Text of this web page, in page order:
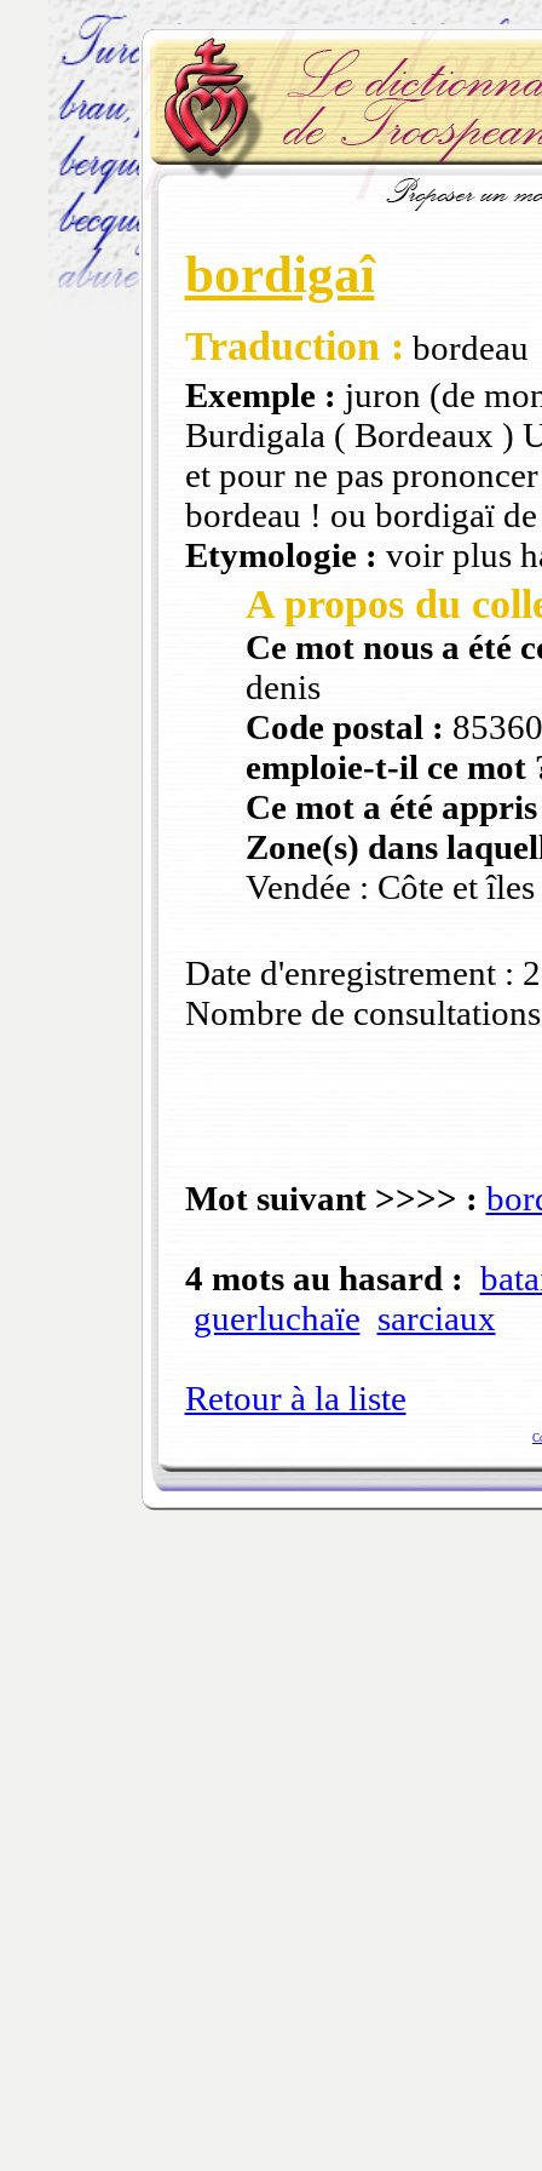
bordigaî
Traduction : bordeau
Exemple : juron (de
Burdigala ( Bordeaux )
et pour ne pas
bordeau ! ou bordigaï
Etymologie : voir plus
A propos du
Ce mot nous a été
denis
Code postal :
emploie-t-il ce mot
Ce mot a été
Zone(s) dans
Vendée : Côte et îles
Date d'enregistrement :
Nombre de
Mot suivant >>>> :
4 mots au hasard :
guerluchaïe sarciaux
Retour à la liste